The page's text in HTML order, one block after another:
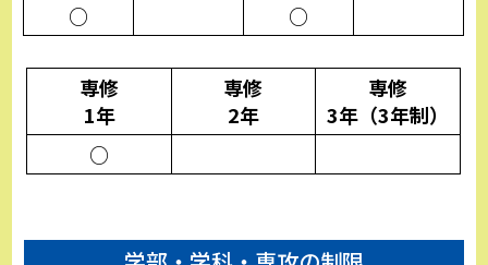
○
○
専修
1年
○
専修
2年
専修
3年（3年制）